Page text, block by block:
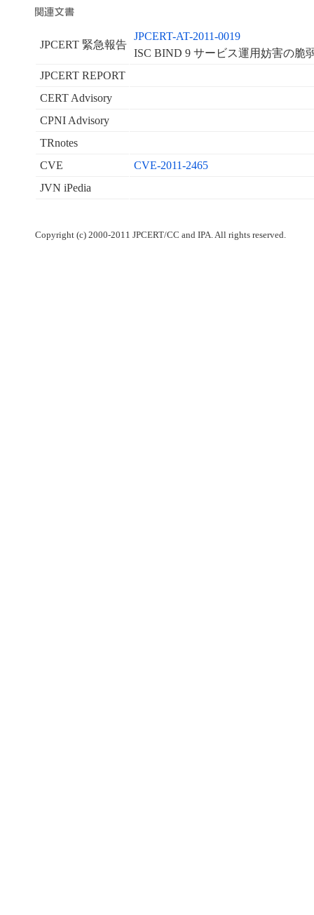
JPCERT 緊急報告
JPCERT-AT-2011-0019
ISC BIND 9 サービス運用妨害の脆
JPCERT REPORT
CERT Advisory
CPNI Advisory
TRnotes
CVE
CVE-2011-2465
JVN iPedia
Copyright (c) 2000-2011 JPCERT/CC and IPA. All rights reserved.